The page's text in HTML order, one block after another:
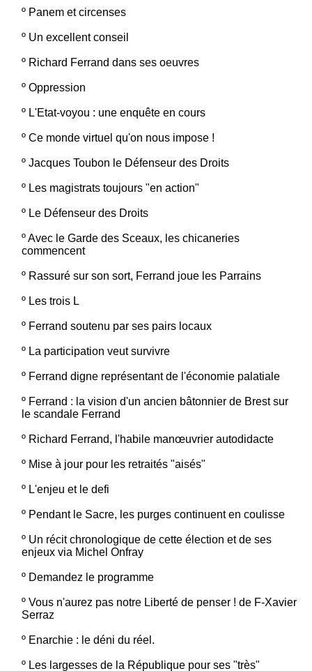
º Panem et circenses
º Un excellent conseil
º Richard Ferrand dans ses oeuvres
º Oppression
º L'Etat-voyou : une enquête en cours
º Ce monde virtuel qu'on nous impose !
º Jacques Toubon le Défenseur des Droits
º Les magistrats toujours "en action"
º Le Défenseur des Droits
ºAvec le Garde des Sceaux, les chicaneries
commencent
º Rassuré sur son sort, Ferrand joue les Parrains
º Les trois L
º Ferrand soutenu par ses pairs locaux
º La participation veut survivre
º Ferrand digne représentant de l'économie palatiale
º Ferrand : la vision d'un ancien bâtonnier de Brest sur
le scandale Ferrand
º Richard Ferrand, l'habile manœuvrier autodidacte
º Mise à jour pour les retraités "aisés"
º L'enjeu et le defi
º Pendant le Sacre, les purges continuent en coulisse
º Un récit chronologique de cette élection et de ses
enjeux via Michel Onfray
º Demandez le programme
º Vous n'aurez pas notre Liberté de penser ! de F-Xavier
Serraz
º Enarchie : le déni du réel.
º Les largesses de la République pour ses "très"